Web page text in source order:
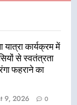
यात्रा कार्यक्रम में
से स्वतंत्रता
फहराने का
9, 2026 0